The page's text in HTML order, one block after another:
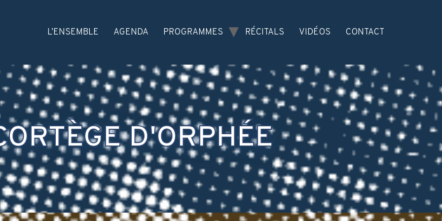
L’ENSEMBLE AGENDA PROGRAMMES RÉCITALS VIDÉOS CONTACT
D'ORPHÉE